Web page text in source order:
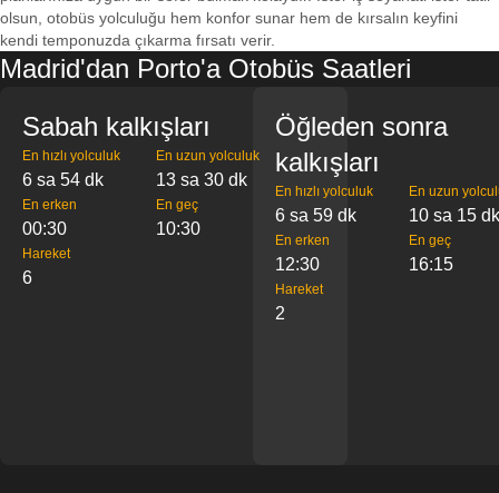
olsun, otobüs yolculuğu hem konfor sunar hem de kırsalın keyfini
kendi temponuzda çıkarma fırsatı verir.
Madrid'dan Porto'a Otobüs Saatleri
Sabah kalkışları
En hızlı yolculuk
6 sa 54 dk
En uzun yolculuk
13 sa 30 dk
En erken
00:30
En geç
10:30
Hareket
6
Öğleden sonra
kalkışları
En hızlı yolculuk
6 sa 59 dk
En uzun
10 sa 15 dk
En erken
12:30
En geç
16:15
Hareket
2